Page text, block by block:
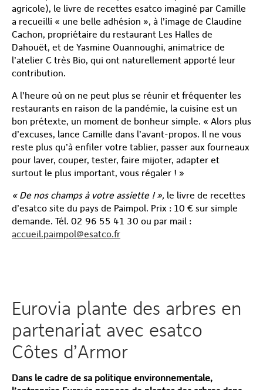
agricole), le livre de recettes esatco imaginé par Camille
a recueilli « une belle adhésion », à l’image de Claudine
Cachon, propriétaire du restaurant Les Halles de
Dahouët, et de Yasmine Ouannoughi, animatrice de
l’atelier C très Bio, qui ont naturellement apporté leur
contribution.
A l’heure où on ne peut plus se réunir et fréquenter les
restaurants en raison de la pandémie, la cuisine est un
bon prétexte, un moment de bonheur simple. « Alors plus
d’excuses, lance Camille dans l’avant-propos. Il ne vous
reste plus qu’à enfiler votre tablier, passer aux fourneaux
pour laver, couper, tester, faire mijoter, adapter et
surtout le plus important, vous régaler ! »
« De nos champs à votre assiette ! », le livre de recettes
d’esatco site du pays de Paimpol. Prix : 10 € sur simple
demande. Tél. 02 96 55 41 30 ou par mail :
accueil.paimpol@esatco.fr
Eurovia plante des arbres en
partenariat avec esatco
Côtes d’Armor
Dans le cadre de sa politique environnementale,